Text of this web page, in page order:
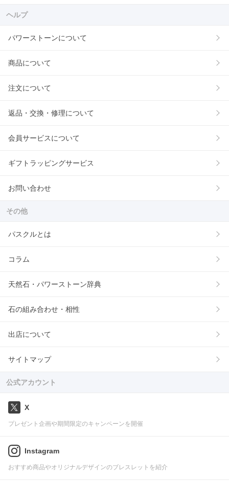
ヘルプ
パワーストーンについて
商品について
注文について
返品・交換・修理について
会員サービスについて
ギフトラッピングサービス
お問い合わせ
その他
パスクルとは
コラム
天然石・パワーストーン辞典
石の組み合わせ・相性
出店について
サイトマップ
公式アカウント
X
プレゼント企画や期間限定のキャンペーンを開催
Instagram
おすすめ商品やオリジナルデザインのブレスレットを紹介